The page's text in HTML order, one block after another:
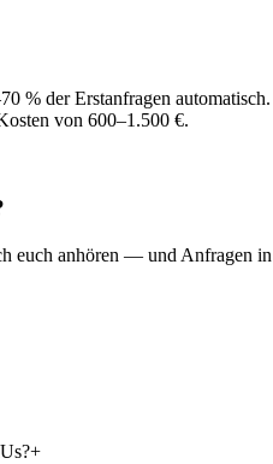
% der Erstanfragen
von 600–1.500 €.
euch anhören — und Anfragen
+